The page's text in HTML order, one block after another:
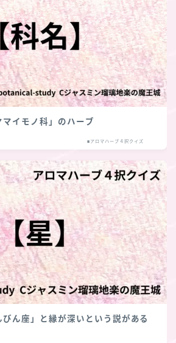
イモノ科」のハーブ
■アロマハーブ４択クイズ
ん座」と縁が深いという説がある